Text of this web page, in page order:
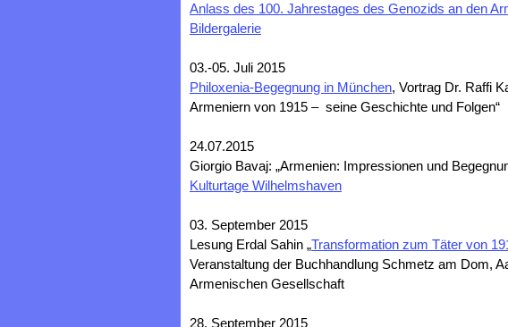
Anlass des 100. Jahrestages des Genozids an den
Bildergalerie
03.-05. Juli 2015
Philoxenia-Begegnung in München, Vortrag Dr. Raffi
Armeniern von 1915 – seine Geschichte und Folgen“
24.07.2015
Giorgio Bavaj: „Armenien: Impressionen und
Kulturtage Wilhelmshaven
03. September 2015
Lesung Erdal Sahin „Transformation zum Täter von
Veranstaltung der Buchhandlung Schmetz am Dom,
Armenischen Gesellschaft
28. September 2015